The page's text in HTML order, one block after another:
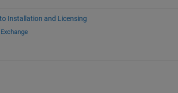
Installation and Licensing